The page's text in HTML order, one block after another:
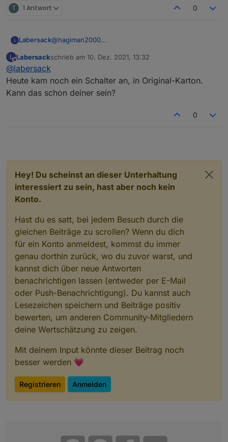
T 1 Antwort 0
L Labersack@hagiman2000
Habe dir meine Adresse geschickt.
L
Offline
Labersackschrieb am 10. Dez. 2021, 13:32
zuletzt editiert von
@labersack
Heute kam noch ein Schalter an, in Original-Karton.
Kann das schon deiner sein?
0
Hey! Du scheinst an dieser Unterhaltung
interessiert zu sein, hast aber noch kein
Konto.
Hast du es satt, bei jedem Besuch durch die
gleichen Beiträge zu scrollen? Wenn du dich
für ein Konto anmeldest, kommst du immer
genau dorthin zurück, wo du zuvor warst, und
kannst dich über neue Antworten
benachrichtigen lassen (entweder per E-Mail
oder Push-Benachrichtigung). Du kannst auch
Lesezeichen speichern und Beiträge positiv
bewerten, um anderen Community-Mitgliedern
deine Wertschätzung zu zeigen.
Mit deinem Input könnte dieser Beitrag noch
besser werden 💗
Registrieren Anmelden